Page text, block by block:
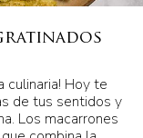
culinaria! Hoy te
de tus sentidos y
Los macarrones